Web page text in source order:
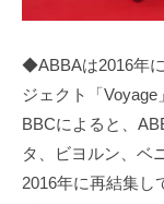
◆ABBAは2016年
ジェクト「Voyage
BBCによると、
タ、ビヨルン、ベ
2016年に再結集し